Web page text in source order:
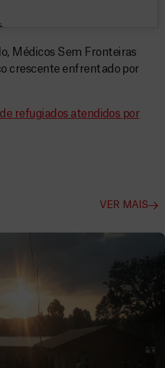
Médicos Sem Fronteiras
crescente enfrentado por
refugiados atendidos por
VER MAIS